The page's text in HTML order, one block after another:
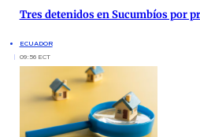
Tres detenidos en Sucumbíos por
ECUADOR
09:56 ECT